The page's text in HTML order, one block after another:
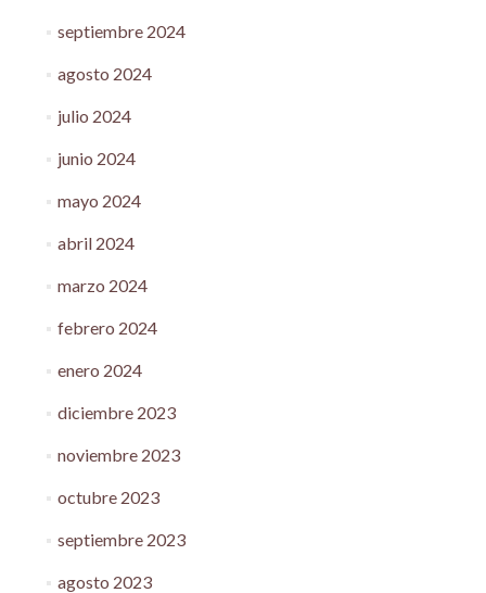
septiembre 2024
agosto 2024
julio 2024
junio 2024
mayo 2024
abril 2024
marzo 2024
febrero 2024
enero 2024
diciembre 2023
noviembre 2023
octubre 2023
septiembre 2023
agosto 2023